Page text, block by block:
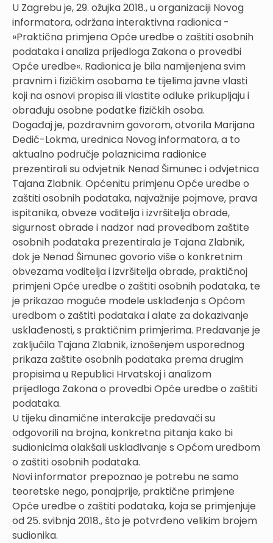
U Zagrebu je, 29. ožujka 2018., u organizaciji Novog
informatora, održana interaktivna radionica -
»Praktična primjena Opće uredbe o zaštiti osobnih
podataka i analiza prijedloga Zakona o provedbi
Opće uredbe«. Radionica je bila namijenjena svim
pravnim i fizičkim osobama te tijelima javne vlasti
koji na osnovi propisa ili vlastite odluke prikupljaju i
obrađuju osobne podatke fizičkih osoba.
Događaj je, pozdravnim govorom, otvorila Marijana
Dedić-Lokma, urednica Novog informatora, a to
aktualno područje polaznicima radionice
prezentirali su odvjetnik Nenad Šimunec i odvjetnica
Tajana Zlabnik. Općenitu primjenu Opće uredbe o
zaštiti osobnih podataka, najvažnije pojmove, prava
ispitanika, obveze voditelja i izvršitelja obrade,
sigurnost obrade i nadzor nad provedbom zaštite
osobnih podataka prezentirala je Tajana Zlabnik,
dok je Nenad Šimunec govorio više o konkretnim
obvezama voditelja i izvršitelja obrade, praktičnoj
primjeni Opće uredbe o zaštiti osobnih podataka, te
je prikazao moguće modele usklađenja s Općom
uredbom o zaštiti podataka i alate za dokazivanje
usklađenosti, s praktičnim primjerima. Predavanje je
zaključila Tajana Zlabnik, iznošenjem usporednog
prikaza zaštite osobnih podataka prema drugim
propisima u Republici Hrvatskoj i analizom
prijedloga Zakona o provedbi Opće uredbe o zaštiti
podataka.
U tijeku dinamične interakcije predavači su
odgovorili na brojna, konkretna pitanja kako bi
sudionicima olakšali usklađivanje s Općom uredbom
o zaštiti osobnih podataka.
Novi informator prepoznao je potrebu ne samo
teoretske nego, ponajprije, praktične primjene
Opće uredbe o zaštiti podataka, koja se primjenjuje
od 25. svibnja 2018., što je potvrđeno velikim brojem
sudionika.